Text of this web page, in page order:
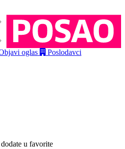
oglas Poslodavci
u favorite